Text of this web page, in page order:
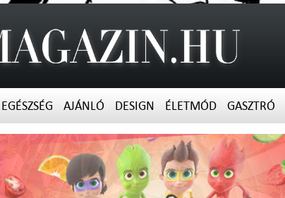
EGÉSZSÉG AJÁNLÓ DESIGN ÉLETMÓD GASZTRÓ